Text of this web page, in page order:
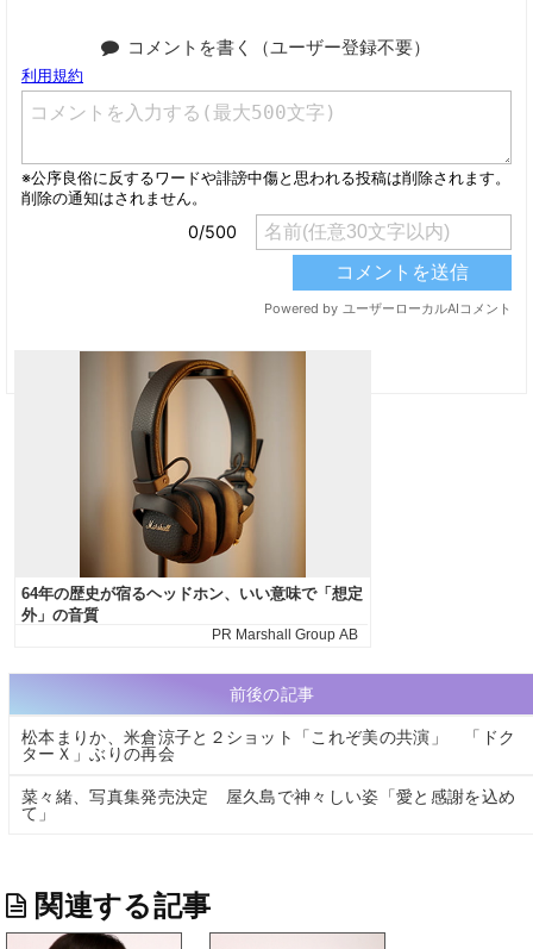
コメントを書く（ユーザー登録不要）
前後の記事
松本まりか、米倉涼子と２ショット「これぞ美の共演」 「ドク
ターＸ」ぶりの再会
菜々緒、写真集発売決定 屋久島で神々しい姿「愛と感謝を込め
て」
関連する記事